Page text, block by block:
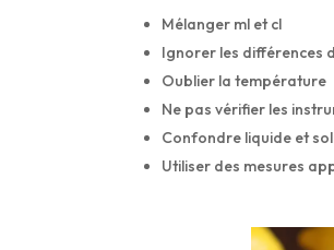
Mélanger ml et cl
Ignorer les différences
Oublier la température
Ne pas vérifier les
Confondre liquide et
Utiliser des mesures